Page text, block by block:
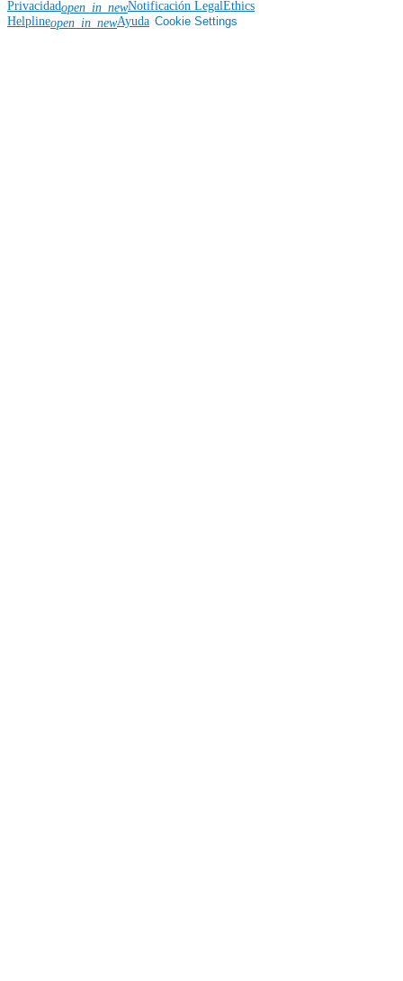
Privacidadopen_in_newNotificación LegalEthics
Helplineopen_in_newAyuda Cookie Settings